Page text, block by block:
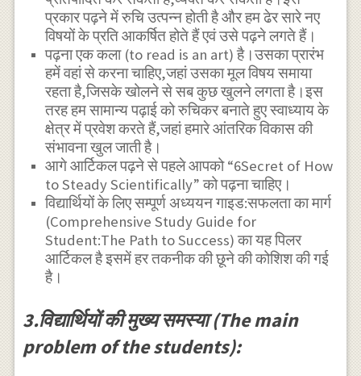
प्रकार पढ़ने में रुचि उत्पन्न होती है और हम ढेर सारे नए
विषयों के प्रति आकर्षित होते हैं एवं उसे पढ़ने लगते हैं।
पढ़ना एक कला (to read is an art) है।उसका प्रारंभ
हमें वहां से करना चाहिए,जहां उसका मूल विषय समाया
रहता है,जिसके खोलने से सब कुछ खुलने लगता है।इस
तरह हम सामान्य पढ़ाई को रुचिकर बनाते हुए स्वाध्याय के
क्षेत्र में प्रवेश करते हैं,जहां हमारे आंतरिक विकास की
संभावना खुल जाती है।
आगे आर्टिकल पढ़ने से पहले आपको “6Secret of How
to Steady Scientifically” को पढ़ना चाहिए।
विद्यार्थियों के लिए सम्पूर्ण अध्ययन गाइड:सफलता का मार्ग
(Comprehensive Study Guide for
Student:The Path to Success) का यह पिलर
आर्टिकल है इसमें हर तकनीक की छूने की कोशिश की गई
है।
3.विद्यार्थियों की मुख्य समस्या (The main
problem of the students):